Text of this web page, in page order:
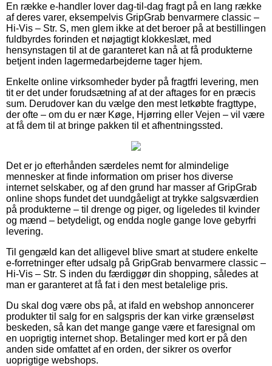
En række e-handler lover dag-til-dag fragt på en lang række
af deres varer, eksempelvis GripGrab benvarmere classic –
Hi-Vis – Str. S, men glem ikke at det beroer på at bestillingen
fuldbyrdes forinden et nøjagtigt klokkeslæt, med
hensynstagen til at de garanteret kan nå at få produkterne
betjent inden lagermedarbejderne tager hjem.
Enkelte online virksomheder byder på fragtfri levering, men
tit er det under forudsætning af at der aftages for en præcis
sum. Derudover kan du vælge den mest letkøbte fragttype,
der ofte – om du er nær Køge, Hjørring eller Vejen – vil være
at få dem til at bringe pakken til et afhentningssted.
Det er jo efterhånden særdeles nemt for almindelige
mennesker at finde information om priser hos diverse
internet selskaber, og af den grund har masser af GripGrab
online shops fundet det uundgåeligt at trykke salgsværdien
på produkterne – til drenge og piger, og ligeledes til kvinder
og mænd – betydeligt, og endda nogle gange love gebyrfri
levering.
Til gengæld kan det alligevel blive smart at studere enkelte
e-forretninger efter udsalg på GripGrab benvarmere classic –
Hi-Vis – Str. S inden du færdiggør din shopping, således at
man er garanteret at få fat i den mest betalelige pris.
Du skal dog være obs på, at ifald en webshop annoncerer
produkter til salg for en salgspris der kan virke grænseløst
beskeden, så kan det mange gange være et faresignal om
en uoprigtig internet shop. Betalinger med kort er på den
anden side omfattet af en orden, der sikrer os overfor
uoprigtige webshops.